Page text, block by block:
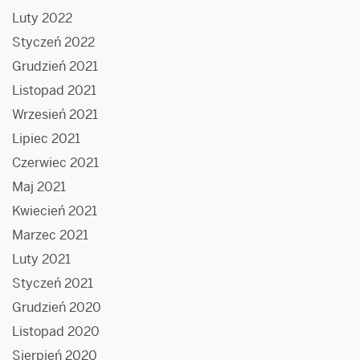
Luty 2022
Styczeń 2022
Grudzień 2021
Listopad 2021
Wrzesień 2021
Lipiec 2021
Czerwiec 2021
Maj 2021
Kwiecień 2021
Marzec 2021
Luty 2021
Styczeń 2021
Grudzień 2020
Listopad 2020
Sierpień 2020